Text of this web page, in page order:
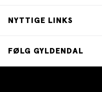
NYTTIGE LINKS
FØLG GYLDENDAL